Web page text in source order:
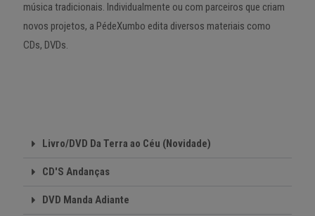
música tradicionais. Individualmente ou com parceiros que criam
novos projetos, a PédeXumbo edita diversos materiais como
CDs, DVDs.
Livro/DVD Da Terra ao Céu (Novidade)
CD'S Andanças
DVD Manda Adiante